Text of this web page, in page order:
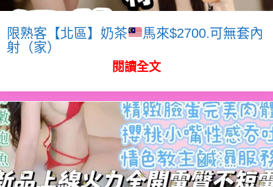
限熟客【北區】奶茶
馬來$2700.可無套內
射（家）
閱讀全文